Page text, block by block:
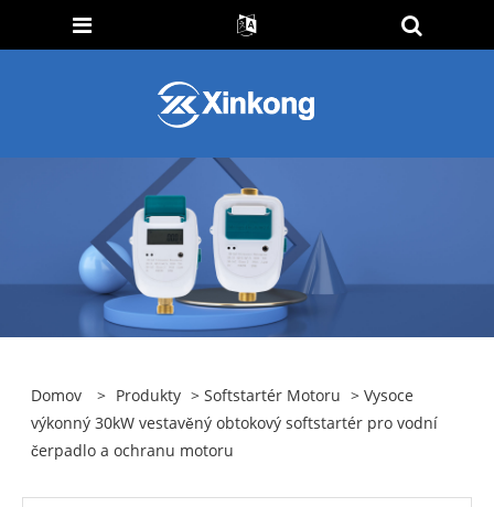
Domov > Produkty >Softstartér Motoru > Vysoce
výkonný 30kW vestavěný obtokový softstartér pro vodní
čerpadlo a ochranu motoru